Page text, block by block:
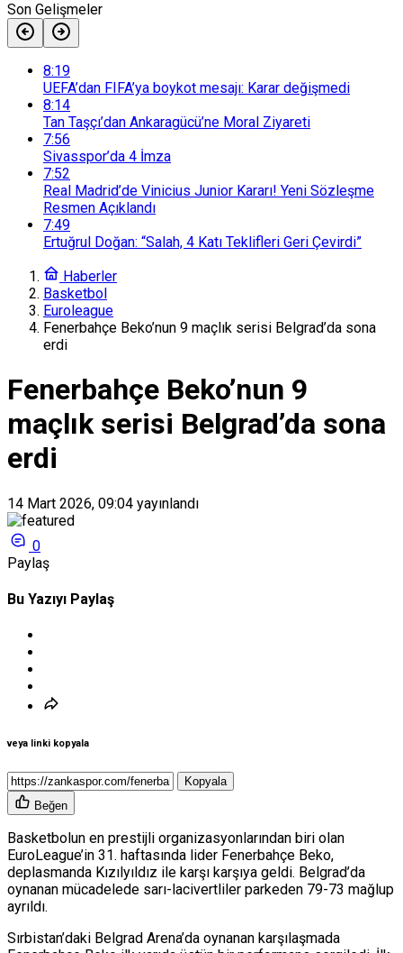
Son Gelişmeler
8:19
UEFA’dan FIFA’ya boykot mesajı: Karar değişmedi
8:14
Tan Taşçı’dan Ankaragücü’ne Moral Ziyareti
7:56
Sivasspor’da 4 İmza
7:52
Real Madrid’de Vinicius Junior Kararı! Yeni Sözleşme
Resmen Açıklandı
7:49
Ertuğrul Doğan: “Salah, 4 Katı Teklifleri Geri Çevirdi”
Haberler
Basketbol
Euroleague
Fenerbahçe Beko’nun 9 maçlık serisi Belgrad’da sona
erdi
Fenerbahçe Beko’nun 9
maçlık serisi Belgrad’da sona
erdi
14 Mart 2026, 09:04 yayınlandı
0
Paylaş
Bu Yazıyı Paylaş
veya linki kopyala
Kopyala
Beğen
Basketbolun en prestijli organizasyonlarından biri olan
EuroLeague’in 31. haftasında lider Fenerbahçe Beko,
deplasmanda Kızılyıldız ile karşı karşıya geldi. Belgrad’da
oynanan mücadelede sarı-lacivertliler parkeden 79-73 mağlup
ayrıldı.
Sırbistan’daki Belgrad Arena’da oynanan karşılaşmada